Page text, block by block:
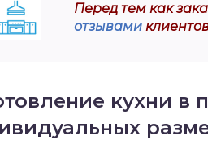
Перед тем как
отзывами
кухни в